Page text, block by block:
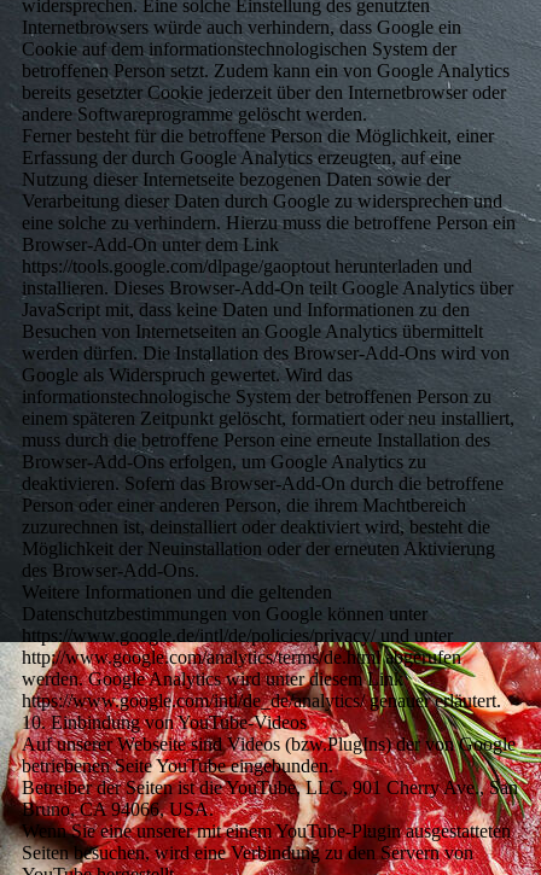
widersprechen. Eine solche Einstellung des genutzten
Internetbrowsers würde auch verhindern, dass Google ein
Cookie auf dem informationstechnologischen System der
betroffenen Person setzt. Zudem kann ein von Google Analytics
bereits gesetzter Cookie jederzeit über den Internetbrowser oder
andere Softwareprogramme gelöscht werden.
Ferner besteht für die betroffene Person die Möglichkeit, einer
Erfassung der durch Google Analytics erzeugten, auf eine
Nutzung dieser Internetseite bezogenen Daten sowie der
Verarbeitung dieser Daten durch Google zu widersprechen und
eine solche zu verhindern. Hierzu muss die betroffene Person ein
Browser-Add-On unter dem Link
https://tools.google.com/dlpage/gaoptout herunterladen und
installieren. Dieses Browser-Add-On teilt Google Analytics über
JavaScript mit, dass keine Daten und Informationen zu den
Besuchen von Internetseiten an Google Analytics übermittelt
werden dürfen. Die Installation des Browser-Add-Ons wird von
Google als Widerspruch gewertet. Wird das
informationstechnologische System der betroffenen Person zu
einem späteren Zeitpunkt gelöscht, formatiert oder neu installiert,
muss durch die betroffene Person eine erneute Installation des
Browser-Add-Ons erfolgen, um Google Analytics zu
deaktivieren. Sofern das Browser-Add-On durch die betroffene
Person oder einer anderen Person, die ihrem Machtbereich
zuzurechnen ist, deinstalliert oder deaktiviert wird, besteht die
Möglichkeit der Neuinstallation oder der erneuten Aktivierung
des Browser-Add-Ons.
Weitere Informationen und die geltenden
Datenschutzbestimmungen von Google können unter
https://www.google.de/intl/de/policies/privacy/ und unter
http://www.google.com/analytics/terms/de.html abgerufen
werden. Google Analytics wird unter diesem Link
https://www.google.com/intl/de_de/analytics/ genauer erläutert.
10. Einbindung von YouTube-Videos
Auf unserer Webseite sind Videos (bzw.PlugIns) der von Google
betriebenen Seite YouTube eingebunden.
Betreiber der Seiten ist die YouTube, LLC, 901 Cherry Ave., San
Bruno, CA 94066, USA.
Wenn Sie eine unserer mit einem YouTube-Plugin ausgestatteten
Seiten besuchen, wird eine Verbindung zu den Servern von